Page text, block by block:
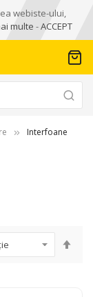
webiste-ului,
multe -ACCEPT
Interfoane